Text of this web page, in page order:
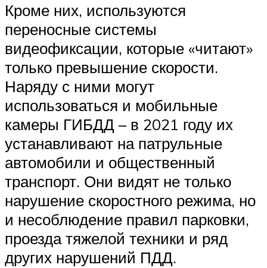
Кроме них, используются
переносные системы
видеофиксации, которые «читают»
только превышение скорости.
Наряду с ними могут
использоваться и мобильные
камеры ГИБДД – в 2021 году их
устанавливают на патрульные
автомобили и общественный
транспорт. Они видят не только
нарушение скоростного режима, но
и несоблюдение правил парковки,
проезда тяжелой техники и ряд
других нарушений ПДД.